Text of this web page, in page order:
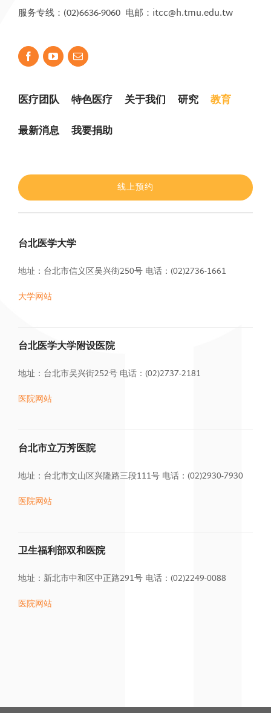
服务专线：(02)6636-9060 电邮：itcc@h.tmu.edu.tw
医疗团队 特色医疗 关于我们 研究
教育
最新消息
我要捐助
线上预约
台北医学大学
地址：台北市信义区吴兴街250号 电话：(02)2736-1661
大学网站
台北医学大学附设医院
地址：台北市吴兴街252号 电话：(02)2737-2181
医院网站
台北市立万芳医院
地址：台北市文山区兴隆路三段111号 电话：(02)2930-7930
医院网站
卫生福利部双和医院
地址：新北市中和区中正路291号 电话：(02)2249-0088
医院网站